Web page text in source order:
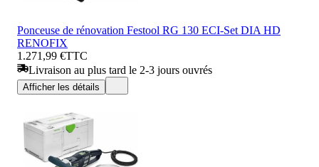
Ponceuse de rénovation Festool RG 130 ECI-Set DIA HD
RENOFIX
1.271,99 €TTC
Livraison au plus tard le 2-3 jours ouvrés
Afficher les détails